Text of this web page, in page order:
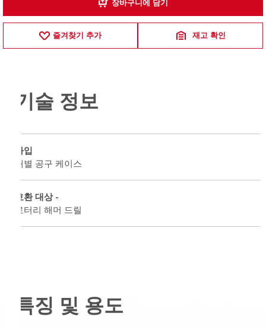
장바구니에 담기
즐겨찾기 추가 재고 확인
기술 정보
타입
개별 공구 케이스
호환 대상 -
로터리 해머 드릴
특징 및 용도